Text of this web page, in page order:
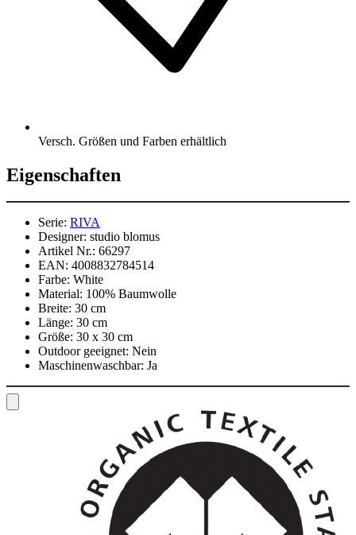
Versch. Größen und Farben erhältlich
Eigenschaften
Serie: RIVA
Designer: studio blomus
Artikel Nr.: 66297
EAN: 4008832784514
Farbe: White
Material: 100% Baumwolle
Breite: 30 cm
Länge: 30 cm
Größe: 30 x 30 cm
Outdoor geeignet: Nein
Maschinenwaschbar: Ja